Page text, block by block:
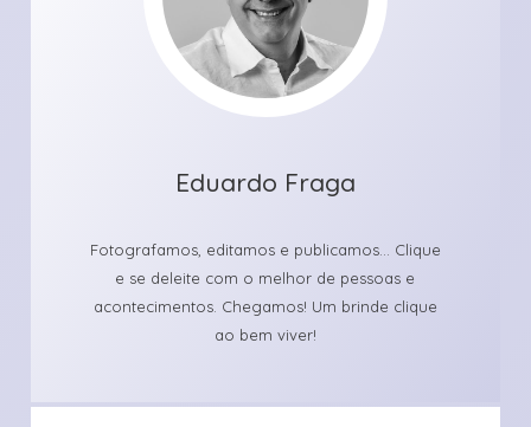
Eduardo Fraga
Fotografamos, editamos e publicamos... Clique
e se deleite com o melhor de pessoas e
acontecimentos. Chegamos! Um brinde clique
ao bem viver!